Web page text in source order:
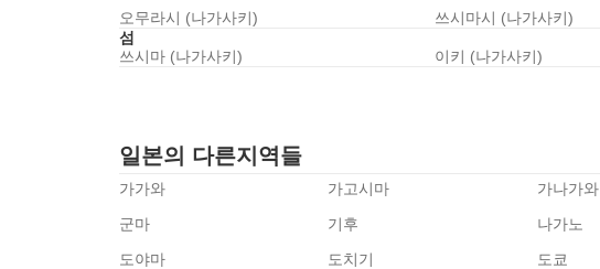
오무라시 (나가사키)
쓰시마시 (나가사키)
섬
쓰시마 (나가사키)
이키 (나가사키)
일본의 다른지역들
가가와 가고시마 가나가와
군마
기후 나가노
도야마
도치기 도쿄